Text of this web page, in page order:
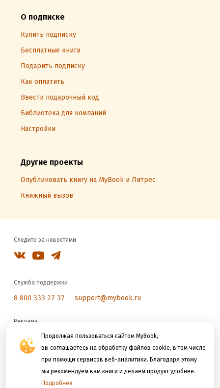
Продолжая пользоваться сайтом MyBook,
вы соглашаетесь на обработку файлов cookie, в том числе
при помощи сервисов веб-аналитики. Благодаря этому
мы рекомендуем вам книги и делаем продукт удобнее.
Подробнее
О подписке
Купить подписку
Бесплатные книги
Подарить подписку
Как оплатить
Ввести подарочный код
Библиотека для компаний
Настройки
Другие проекты
Опубликовать книгу на MyBook и Литрес
Книжный вызов
Следите за новостями
Служба поддержки
8 800 333 27 37 support@mybook.ru
Реклама
reklama@litres.ru
Мы принимаем к оплате